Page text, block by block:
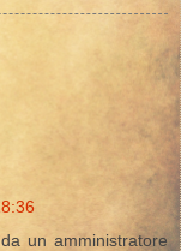
un amministratore